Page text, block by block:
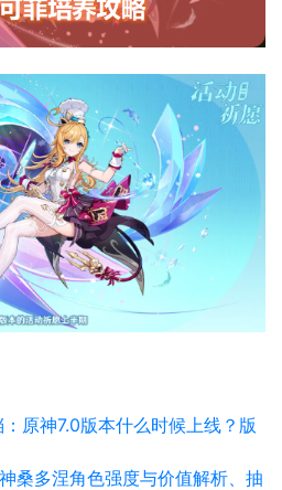
原神7.0版本什么时候上线？版
桑多涅角色强度与价值解析、抽